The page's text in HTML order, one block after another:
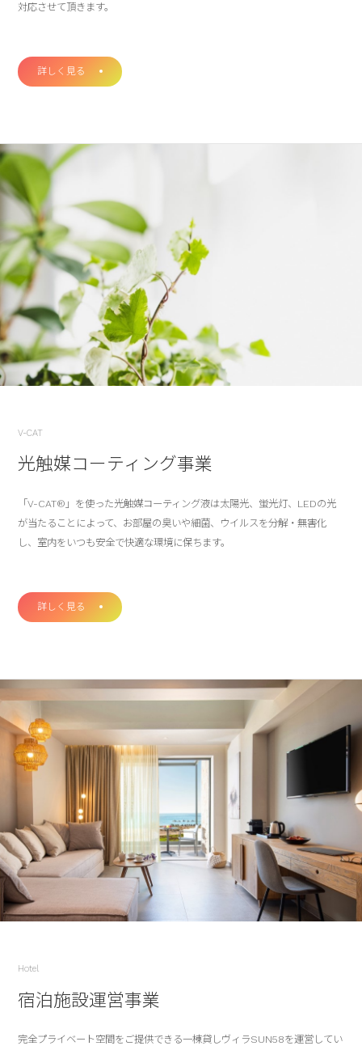
対応させて頂きます。
詳しく見る
V-CAT
光触媒コーティング事業
「V-CAT®」を使った光触媒コーティング液は太陽光、蛍光灯、LEDの光
が当たることによって、お部屋の臭いや細菌、ウイルスを分解・無害化
し、室内をいつも安全で快適な環境に保ちます。
詳しく見る
Hotel
宿泊施設運営事業
完全プライベート空間をご提供できる一棟貸しヴィラSUN58を運営してい